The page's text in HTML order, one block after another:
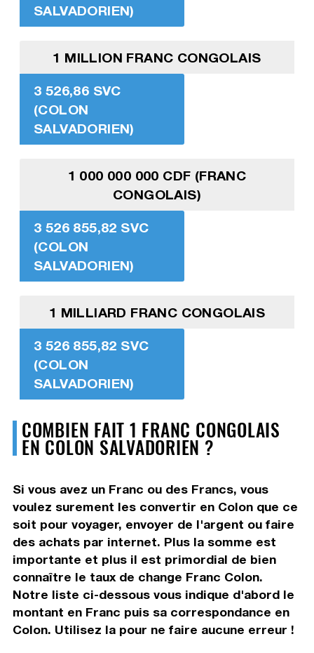
SALVADORIEN)
1 MILLION FRANC CONGOLAIS
3 526,86 SVC
(COLON
SALVADORIEN)
1 000 000 000 CDF (FRANC
CONGOLAIS)
3 526 855,82 SVC
(COLON
SALVADORIEN)
1 MILLIARD FRANC CONGOLAIS
3 526 855,82 SVC
(COLON
SALVADORIEN)
COMBIEN FAIT 1 FRANC CONGOLAIS
EN COLON SALVADORIEN ?
Si vous avez un Franc ou des Francs, vous
voulez surement les convertir en Colon que ce
soit pour voyager, envoyer de l'argent ou faire
des achats par internet. Plus la somme est
importante et plus il est primordial de bien
connaître le taux de change Franc Colon.
Notre liste ci-dessous vous indique d'abord le
montant en Franc puis sa correspondance en
Colon. Utilisez la pour ne faire aucune erreur !